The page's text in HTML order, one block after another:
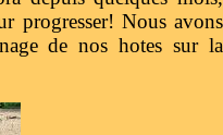
progresser! Nous avons
de nos hotes sur la